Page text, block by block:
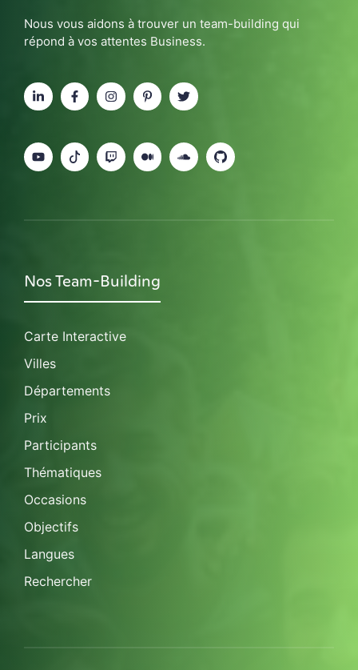
Nous vous aidons à trouver un team-building qui
répond à vos attentes Business.
Nos Team-Building
Carte Interactive
Villes
Départements
Prix
Participants
Thématiques
Occasions
Objectifs
Langues
Rechercher